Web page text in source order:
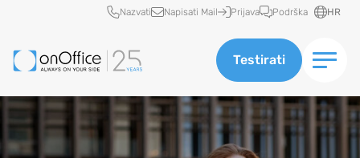
Brzi pristup
Nazvati Napisati Mail Prijava Podrška HR
Testirati